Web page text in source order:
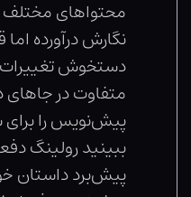
محتواهای مختلف
نگارش درآورده اما
دستخوش تغییرات
متفاوت در جاهای
پیش‌نویس را برای
ببینید رولینگ
پیش‌برد داستان